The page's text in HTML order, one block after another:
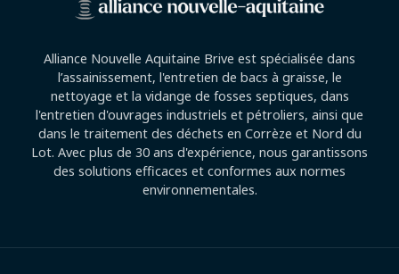
Alliance Nouvelle Aquitaine Brive est spécialisée dans
l’assainissement, l'entretien de bacs à graisse, le
nettoyage et la vidange de fosses septiques, dans
l'entretien d'ouvrages industriels et pétroliers, ainsi que
dans le traitement des déchets en Corrèze et Nord du
Lot. Avec plus de 30 ans d'expérience, nous garantissons
des solutions efficaces et conformes aux normes
environnementales.